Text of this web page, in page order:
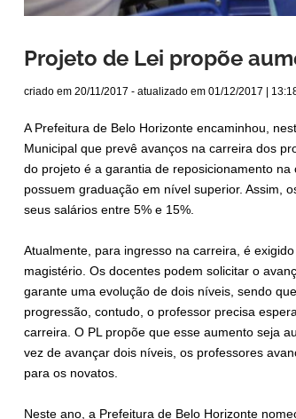
Projeto de Lei propõe
criado em 20/11/2017 - atualizado em 01/12/2017 |
A Prefeitura de Belo Horizonte encaminhou,
Municipal que prevê avanços na carreira dos
do projeto é a garantia de reposicionamento
possuem graduação em nível superior. Assim,
seus salários entre 5% e 15%.
Atualmente, para ingresso na carreira, é
magistério. Os docentes podem solicitar o
garante uma evolução de dois níveis, sendo
progressão, contudo, o professor precisa
carreira. O PL propõe que esse aumento seja
vez de avançar dois níveis, os professores
para os novatos.
Neste ano, a Prefeitura de Belo Horizonte